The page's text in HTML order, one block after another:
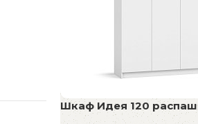
Шкаф Идея 120